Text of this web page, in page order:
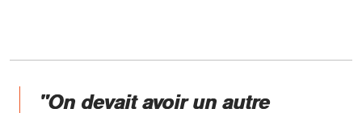
"On devait avoir un autre